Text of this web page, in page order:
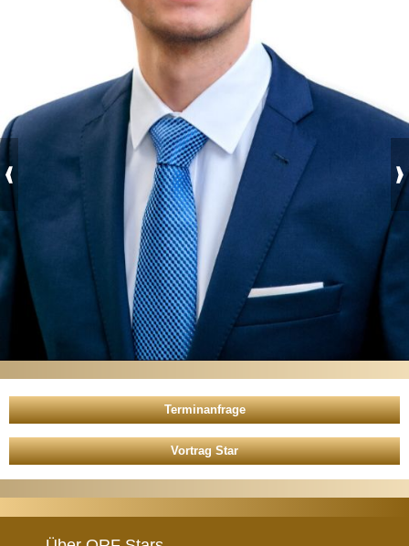
Vortrag Star